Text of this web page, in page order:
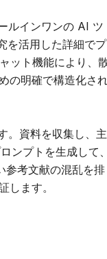
ルインワンの AI ツ
を活用した詳細でプ
ット機能により、
の明確で構造化さ
。資料を収集し、主
ンプトを生成して
参考文献の混乱を排
します。